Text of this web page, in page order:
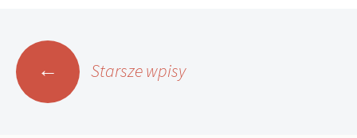
Nawigacja
po
← Starsze wpisy